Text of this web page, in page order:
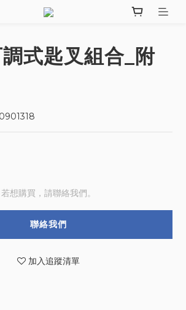
式匙叉組合_附
若想購買，請聯絡我們。
聯絡我們
加入追蹤清單